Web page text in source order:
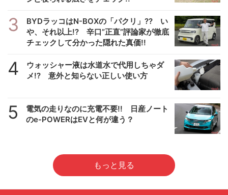
3
BYDラッコはN-BOXの「パクリ」?? い
や、それ以上!? 辛口”正直”評論家が徹底
チェックして分かった隠れた真価!!
4
ウォッシャー液は水道水で代用しちゃダ
メ!? 意外と知らない正しい使い方
5
電気の走りなのに充電不要!! 日産ノート
のe-POWERはEVと何が違う？
もっと見る